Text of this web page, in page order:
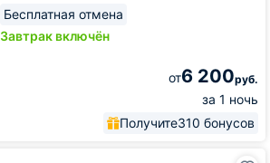
Бесплатная отмена
Завтрак включён
от6 200руб.
за 1 ночь
Получите310 бонусов